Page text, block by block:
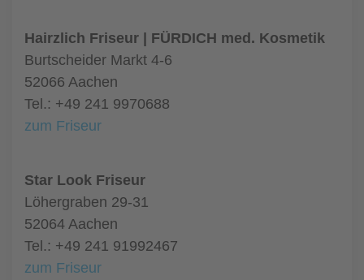
Hairzlich Friseur | FÜRDICH med. Kosmetik
Burtscheider Markt 4-6
52066 Aachen
Tel.: +49 241 9970688
zum Friseur
Star Look Friseur
Löhergraben 29-31
52064 Aachen
Tel.: +49 241 91992467
zum Friseur